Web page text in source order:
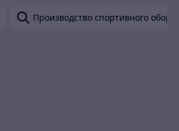
Производство спортивного